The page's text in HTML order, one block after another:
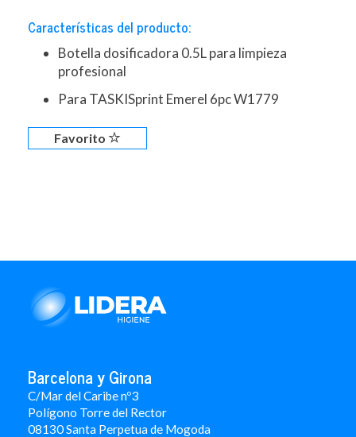
Características del producto:
Botella dosificadora 0.5L para limpieza
profesional
Para TASKISprint Emerel 6pc W1779
Favorito
Barcelona y Girona
C/Mar del Caribe nº3
Polígono Torre del Rector
08130 Santa Perpetua de Mogoda